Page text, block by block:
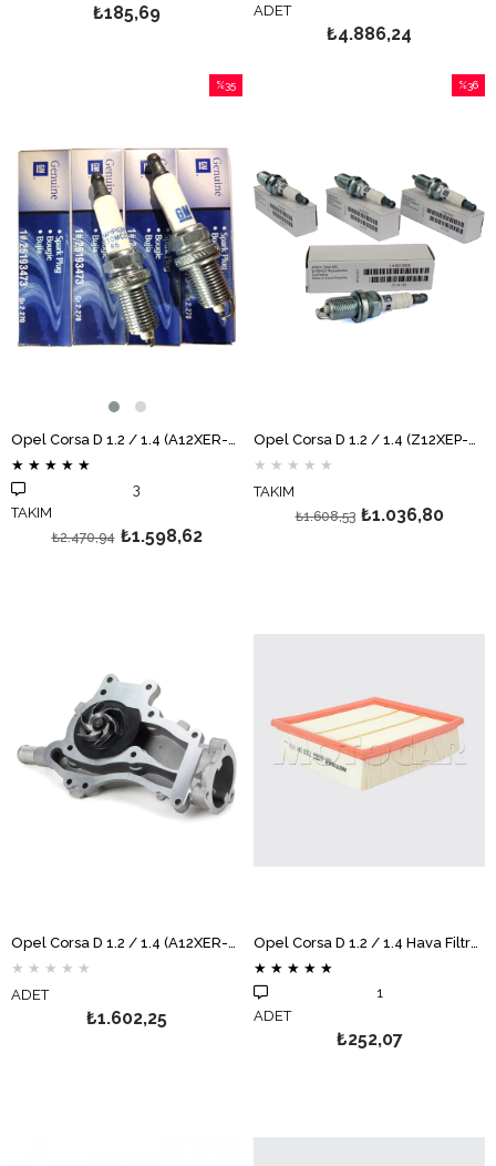
₺185,69
ADET
₺4.886,24
Opel Corsa D 1.2 / 1.4 (A12XER-A14XER) Buji Takımı GM
★ ★ ★ ★ ★
3
TAKIM
₺1.598,62
₺2.470,94
%35
Opel Corsa D 1.2 / 1.4 (Z12XEP-Z14XEP) Tek Tırnak Buji Takımı GM
★ ★ ★ ★ ★
TAKIM
₺1.036,80
₺1.608,53
%36
★ ★ ★ ★ ★
ADET
₺1.602,25
★ ★ ★ ★ ★
1
ADET
₺252,07